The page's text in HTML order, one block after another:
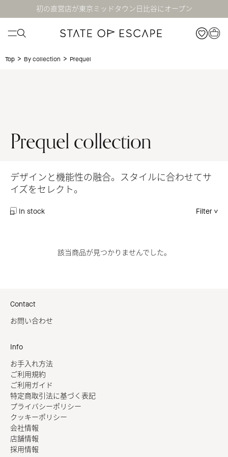
初の直営店が東京ミッドタウン日比谷にオープン
Top > By collection > Prequel
Prequel collection
デザインと機能性の融合。スタイルに合わせてサ
イズをセレクト。
In stock Filter
該当商品が見つかりませんでした。
Contact
お問い合わせ
Info
お手入れ方法
ご利用規約
ご利用ガイド
特定商取引法に基づく表記
プライバシーポリシー
クッキーポリシー
会社情報
店舗情報
採用情報